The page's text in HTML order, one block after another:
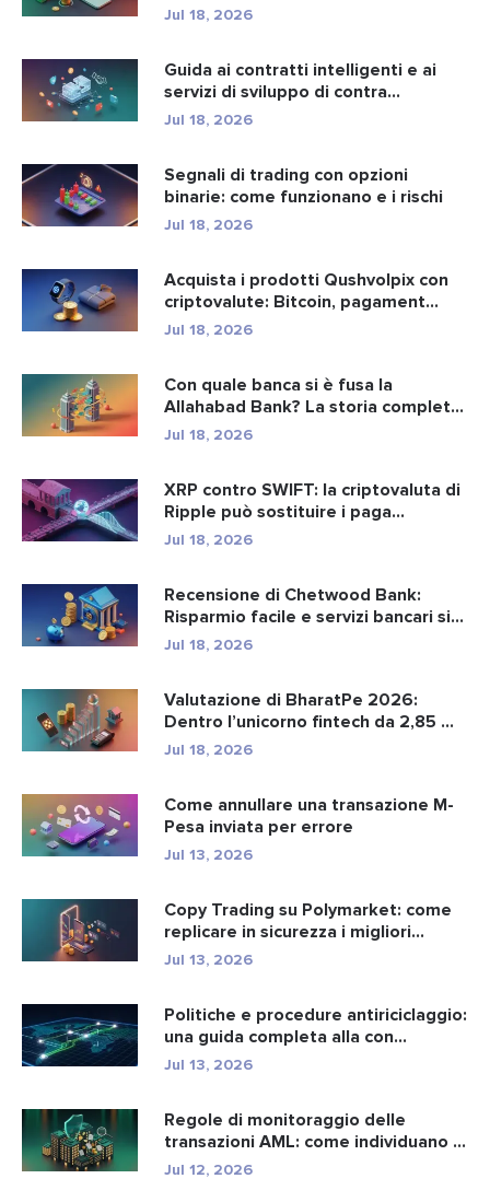
Jul 18, 2026
Guida ai contratti intelligenti e ai
servizi di sviluppo di contra...
Jul 18, 2026
Segnali di trading con opzioni
binarie: come funzionano e i rischi
Jul 18, 2026
Acquista i prodotti Qushvolpix con
criptovalute: Bitcoin, pagament...
Jul 18, 2026
Con quale banca si è fusa la
Allahabad Bank? La storia completa
d...
Jul 18, 2026
XRP contro SWIFT: la criptovaluta di
Ripple può sostituire i paga...
Jul 18, 2026
Recensione di Chetwood Bank:
Risparmio facile e servizi bancari si...
Jul 18, 2026
Valutazione di BharatPe 2026:
Dentro l’unicorno fintech da 2,85 ...
Jul 18, 2026
Come annullare una transazione M-
Pesa inviata per errore
Jul 13, 2026
Copy Trading su Polymarket: come
replicare in sicurezza i migliori...
Jul 13, 2026
Politiche e procedure antiriciclaggio:
una guida completa alla con...
Jul 13, 2026
Regole di monitoraggio delle
transazioni AML: come individuano i
r...
Jul 12, 2026